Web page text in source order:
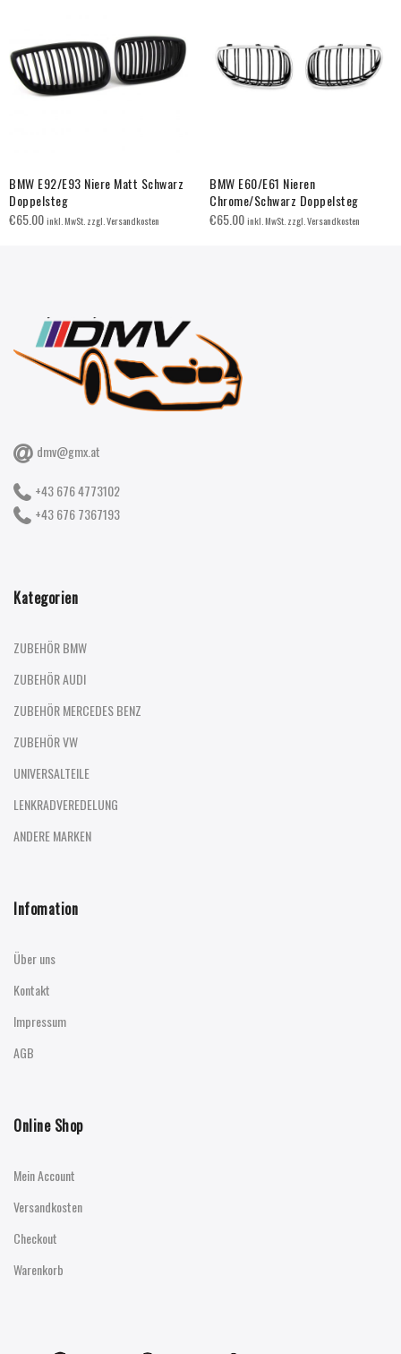
BMW E92/E93 Niere Matt Schwarz
Doppelsteg
€65.00inkl. MwSt. zzgl. Versandkosten
BMW E60/E61 Nieren
Chrome/Schwarz Doppelsteg
€65.00inkl. MwSt. zzgl. Versandkosten
dmv@gmx.at
+43 676 4773102
+43 676 7367193
Kategorien
ZUBEHÖR BMW
ZUBEHÖR AUDI
ZUBEHÖR MERCEDES BENZ
ZUBEHÖR VW
UNIVERSALTEILE
LENKRADVEREDELUNG
ANDERE MARKEN
Infomation
Über uns
Kontakt
Impressum
AGB
Online Shop
Mein Account
Versandkosten
Checkout
Warenkorb